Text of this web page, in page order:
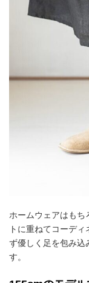
ホームウェアはもち
トに重ねてコーデ
ず優しく足を包み込
す。